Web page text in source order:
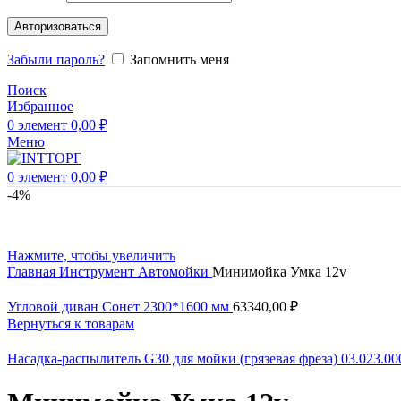
Авторизоваться
Забыли пароль?
Запомнить меня
Поиск
Избранное
0 элемент 0,00 ₽
Меню
0 элемент 0,00 ₽
-4%
Нажмите, чтобы увеличить
Главная Инструмент Автомойки Минимойка Умка 12v
Угловой диван Сонет 2300*1600 мм 63340,00 ₽
Вернуться к товарам
Насадка-распылитель G30 для мойки (грязевая фреза)